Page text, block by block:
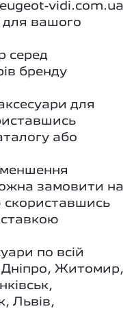
vidi.com.ua
для вашого
серед
бренду
для
або
замовити на
скориставшись
по всій
Дніпро, Житомир,
Львів,